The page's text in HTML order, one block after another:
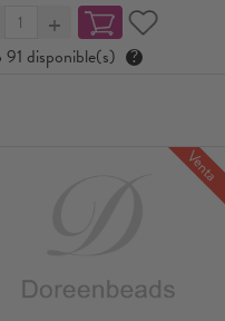
91 disponible(s) ?
Venta